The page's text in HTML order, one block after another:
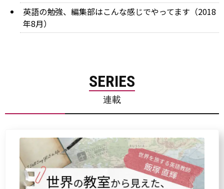
英語の勉強、編集部はこんな感じでやってます（2018
年8月）
SERIES
連載